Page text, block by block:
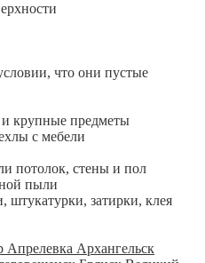
что они пустые
крупные предметы
с мебели
потолок, стены и пол
пыли
штукатурки, затирки, клея
Апрелевка Архангельск